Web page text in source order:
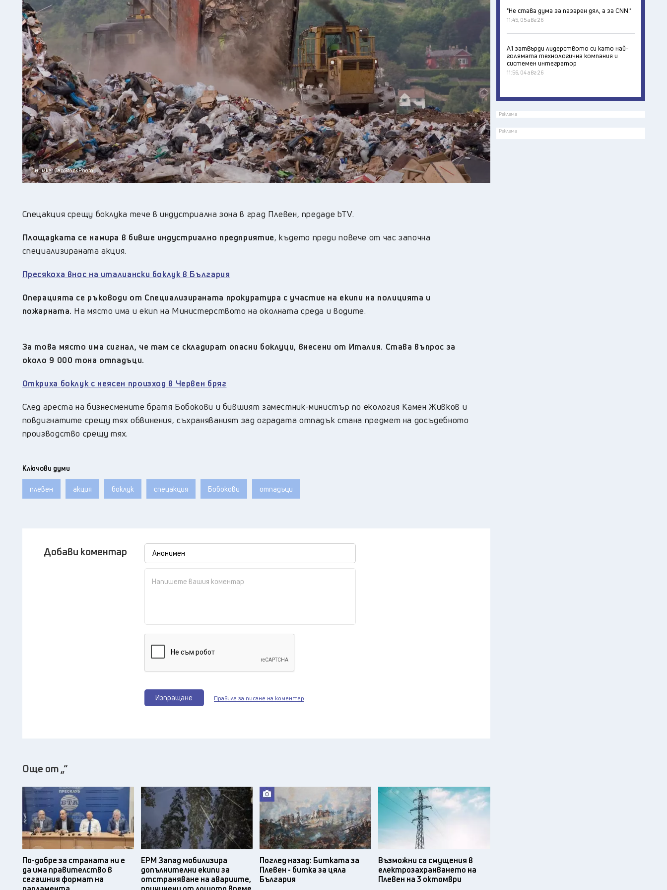
Перник, 23°C
Плевен, 25°C
Пловдив , 24 °C
Разград 24°C
26 °C
, 25°C
Сливен 23°C
Смолян, 17°C
София , 23°C
Стара Загора, 23°C
Търговище, 24°C
Хасково 24°C
Шумен, 23°C
Ямбол, 24°C
Снимка: CanStockPhoto
Спецакция срещу боклука тече в индустриална зона в град Плевен, предаде bTV.
Площадката се намира в бивше индустриално предприятие,където преди повече от час започна
специализираната акция.
Пресякоха внос на италиански боклук в България
Операцията се ръководи от Специализираната прокуратура с участие на екипи на полицията и
пожарната. На място има и екип на Министерството на околната среда и водите.
За това място има сигнал, че там се складират опасни боклуци, внесени от Италия. Става въпрос за
около 9 000 тона отпадъци.
Откриха боклук с неясен произход в Червен бряг
След ареста на бизнесмените братя Бобокови и бившият заместник-министър по екология Камен Живков и
повдигнатите срещу тях обвинения, съхраняваният зад оградата отпадък стана предмет на досъдебното
производство срещу тях.
Ключови думи
плевен акция боклук спецакция Бобокови отпадъци
Добави коментар
Изпращане Правила за писане на коментар
Още от „“
По-добре за страната ни е
да има правителство в
сегашния формат на
ЕРМ Запад мобилизира
допълнителни екипи за
отстраняване на авариите,
Поглед назад: Битката за
Плевен - битка за цяла
България
Възможни са смущения в
електрозахранването на
Плевен на 3 октомври
"Не става дума за пазарен дял, а за CNN."
11:45, 05 авг 26
А1 затвърди лидерството си като най-
голямата технологична компания и
системен интегратор
11:56, 04 авг 26
Реклама
Реклама